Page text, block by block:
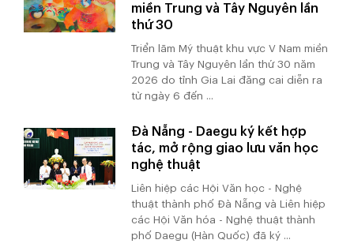
miền Trung và Tây Nguyên lần
thứ 30
Triển lãm Mỹ thuật khu vực V Nam miền
Trung và Tây Nguyên lần thứ 30 năm
2026 do tỉnh Gia Lai đăng cai diễn ra
từ ngày 6 đến ...
Đà Nẵng - Daegu ký kết hợp
tác, mở rộng giao lưu văn học
nghệ thuật
Liên hiệp các Hội Văn học - Nghệ
thuật thành phố Đà Nẵng và Liên hiệp
các Hội Văn hóa - Nghệ thuật thành
phố Daegu (Hàn Quốc) đã ký ...